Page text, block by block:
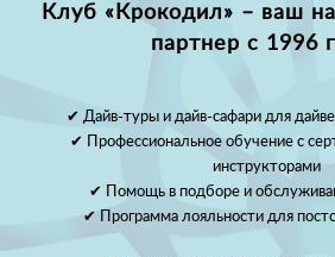
Клуб «Крокодил» – ваш
партнер с 1996
✔ Дайв-туры и дайв-сафари для
✔ Профессиональное обучение с
инструкторами
✔ Помощь в подборе и
✔ Программа лояльности для